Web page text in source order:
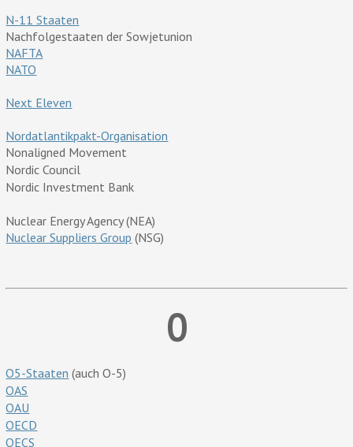
N-11 Staaten
Nachfolgestaaten der Sowjetunion
NAFTA
NATO
Next Eleven
Nordatlantikpakt-Organisation
Nonaligned Movement
Nordic Council
Nordic Investment Bank
Nuclear Energy Agency (NEA)
Nuclear Suppliers Group (NSG)
0
O5-Staaten (auch O-5)
OAS
OAU
OECD
OECS